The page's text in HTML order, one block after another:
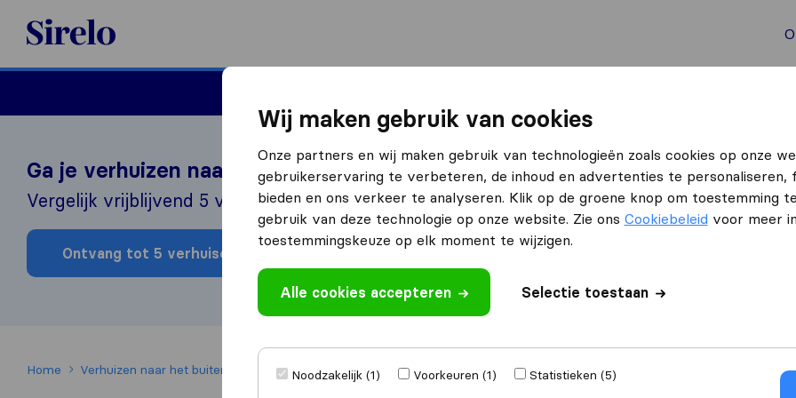
Sirelo.nl
Ga je verhuizen naar het buitenland?
Vergelijk vrijblijvend 5 verhuisbedrijven!
Ontvang tot 5 verhuisoffertes
Home Verhuizen naar het buitenland Checklist voor emigreren
Wij maken gebruik van cookies
Onze partners en wij maken gebruik van technologieën zoals cookies op onze
gebruikerservaring te verbeteren, de inhoud en advertenties te personaliseren,
bieden en ons verkeer te analyseren. Klik op de groene knop om toestemming
gebruik van deze technologie op onze website. Zie ons Cookiebeleid voor meer
toestemmingskeuze op elk moment te wijzigen.
Alle cookies accepteren Selectie toestaan
Noodzakelijk (1) Voorkeuren (1)
Statistieken (5)